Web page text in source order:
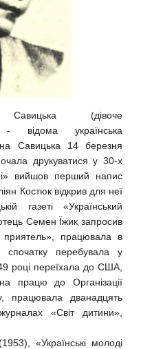
Савицька (дівоче
відома українська
Савицька 14 березня
друкуватися у 30-х
вийшов перший напис
Костюк відкрив для неї
газеті «Український
Семен Їжик запросив
приятель», працювала в
спочатку перебувала у
році переїхала до США,
працю до Організації
працювала дванадцять
«Світ дитини»,
«Українські молоді